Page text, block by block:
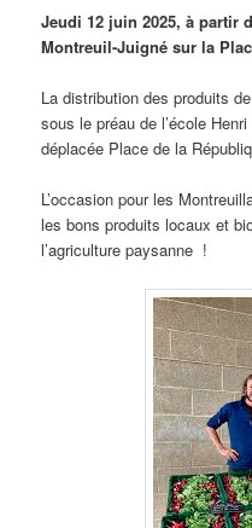
Jeudi 12 juin 2025, à partir
Montreuil-Juigné sur la
La distribution des produits
sous le préau de l’école
déplacée Place de la
L’occasion pour les
les bons produits locaux et
l’agriculture paysanne !